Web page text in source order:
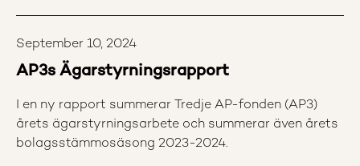
asa.mossberg@ap2.se AP-fondernas etikråd
(Etikrådet) AP-fondernas etikråd är ett samarbete
Etikrådets uppdrag är att påverka bolag till en
positiv utveckling inom hållbarhet och att stötta AP-
fonderna i komplexa hållbarhetsfrågor.
September 10, 2024
AP3s Ägarstyrningsrapport
I en ny rapport summerar Tredje AP-fonden (AP3)
årets ägarstyrningsarbete och summerar även årets
bolagsstämmosäsong 2023-2024.